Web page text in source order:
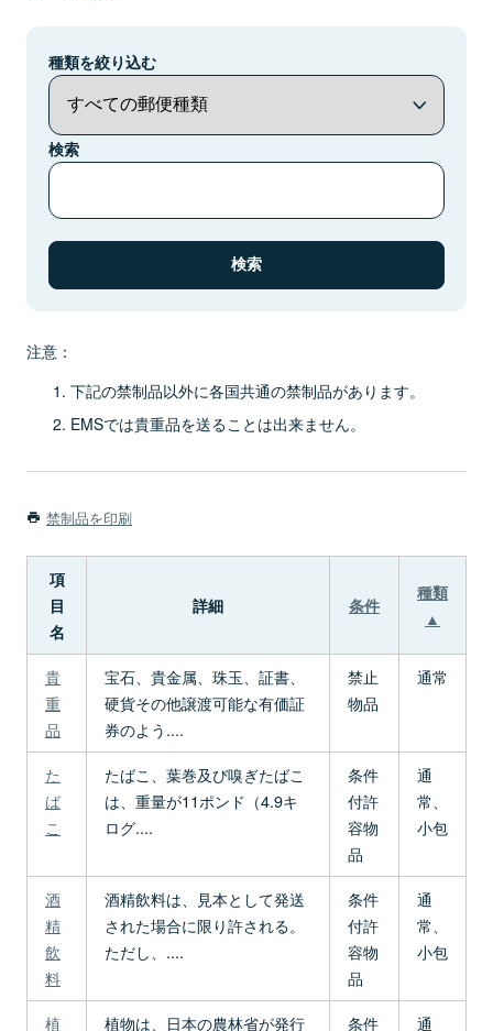
種類を絞り込む
検索
注意：
下記の禁制品以外に各国共通の禁制品があります。
EMSでは貴重品を送ることは出来ません。
禁制品を印刷
項
目
名
詳細 条件
種類
▲
貴
重
品
宝石、貴金属、珠玉、証書、
硬貨その他譲渡可能な有価証
券のよう....
禁止
物品
通常
た
ば
こ
たばこ、葉巻及び嗅ぎたばこ
は、重量が11ポンド（4.9キ
ログ....
条件
付許
容物
品
通
常、
小包
酒
精
飲
料
酒精飲料は、見本として発送
された場合に限り許される。
ただし、....
条件
付許
容物
品
通
常、
小包
植 植物は、日本の農林省が発行 条件 通